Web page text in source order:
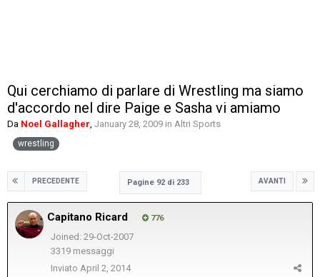
Qui cerchiamo di parlare di Wrestling ma siamo
d'accordo nel dire Paige e Sasha vi amiamo
Da Noel Gallagher, January 28, 2009 in Altri Sports
wrestling
PRECEDENTE AVANTI
Pagine 92 di 233
Capitano Ricard 776
Joined: 29-Oct-2007
3319 messaggi
Inviato April 2, 2014